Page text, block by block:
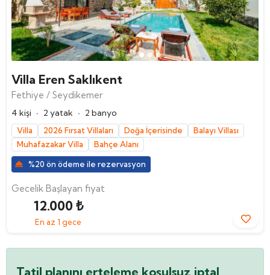
Villa Eren Saklıkent
Fethiye / Seydikemer
4 kişi · 2 yatak · 2 banyo
Villa 2026 Fırsat Villaları Doğa İçerisinde
Balayı Villası
Muhafazakar Villa
Bahçe Alanı
%20 ön ödeme ile rezervasyon
Gecelik Başlayan fiyat
12.000 ₺
En az 1 gece
Tatil planını erteleme koşulsuz iptal